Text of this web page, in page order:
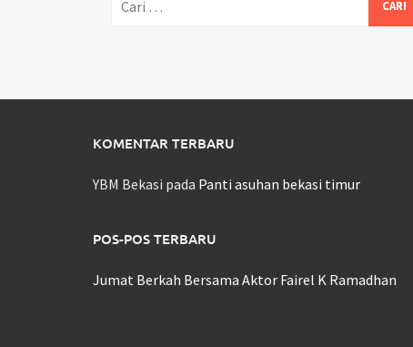
untuk:
KOMENTAR TERBARU
YBM Bekasi pada Panti asuhan bekasi timur
POS-POS TERBARU
Jumat Berkah Bersama Aktor Fairel K Ramadhan